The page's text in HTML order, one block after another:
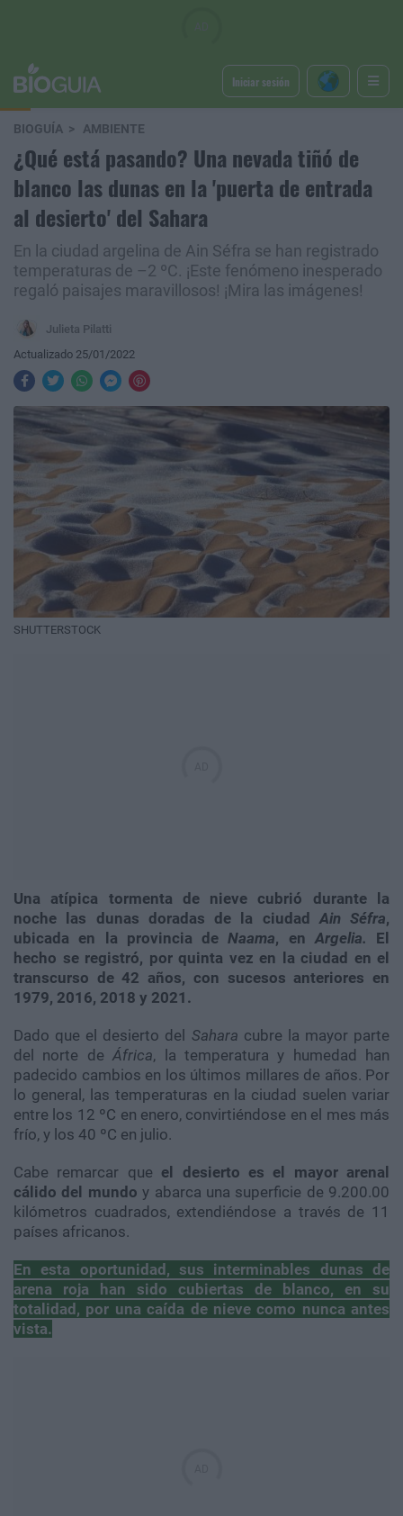
Iniciar sesión
BIOGUÍA AMBIENTE
¿Qué está pasando? Una nevada tiñó de
blanco las dunas en la 'puerta de entrada
al desierto' del Sahara
En la ciudad argelina de Ain Séfra se han registrado
temperaturas de –2 ºC. ¡Este fenómeno inesperado
regaló paisajes maravillosos! ¡Mira las imágenes!
Julieta Pilatti
Actualizado 25/01/2022
SHUTTERSTOCK
Una atípica tormenta de nieve cubrió durante la
noche las dunas doradas de la ciudad Ain Séfra,
ubicada en la provincia deNaama, en Argelia. El
hecho se registró, por quinta vez en la ciudad en el
transcurso de 42 años, con sucesos anteriores en
1979, 2016, 2018 y 2021.
Dado que el desierto del Sahara cubre la mayor parte
del norte deÁfrica, la temperatura y humedad han
padecido cambios en los últimos millares de años. Por
lo general, las temperaturas en la ciudad suelen variar
entre los 12 ºC en enero, convirtiéndose en el mes más
frío, y los 40 ºC en julio.
Cabe remarcar que el desierto es el mayor arenal
cálido del mundo y abarca una superficie de 9.200.00
kilómetros cuadrados, extendiéndose a través de 11
países africanos.
En esta oportunidad, sus interminables dunas de
arena roja han sido cubiertas de blanco, en su
totalidad, por una caída de nieve como nunca antes
vista.